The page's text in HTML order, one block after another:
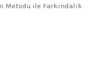
Metodu ile Farkındalık